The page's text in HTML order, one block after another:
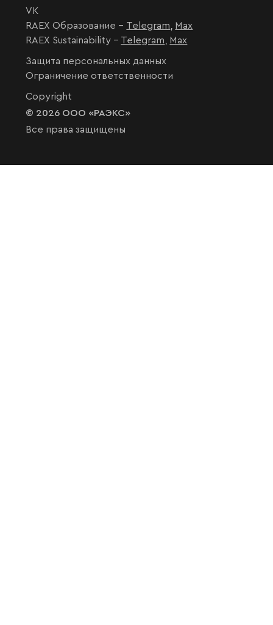
VK
RAEX Образование – Telegram
Max
RAEX Sustainability – Telegram Max
Защита персональных данных
Ограничение ответственности
Copyright
© 2026 ООО «РАЭКС»
Все права защищены